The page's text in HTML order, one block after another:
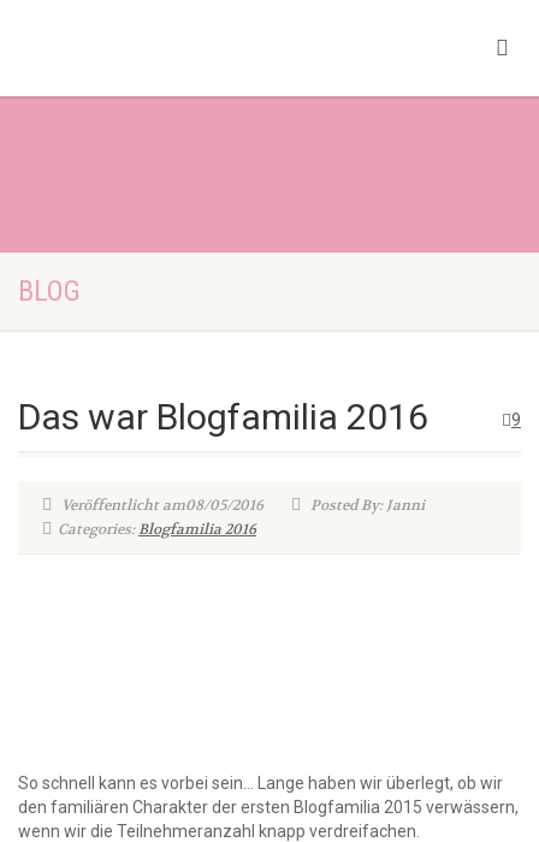
BLOG
9
Das war Blogfamilia 2016
Veröffentlicht am08/05/2016
Posted By: Janni
Categories:Blogfamilia 2016
So schnell kann es vorbei sein… Lange haben wir überlegt, ob wir
den familiären Charakter der ersten Blogfamilia 2015 verwässern,
wenn wir die Teilnehmeranzahl knapp verdreifachen.